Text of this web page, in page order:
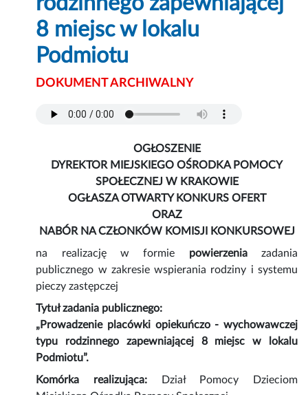
8 miejsc w lokalu
Podmiotu
DOKUMENT ARCHIWALNY
OGŁOSZENIE
DYREKTOR MIEJSKIEGO OŚRODKA POMOCY
SPOŁECZNEJ W KRAKOWIE
OGŁASZA OTWARTY KONKURS OFERT
ORAZ
NABÓR NA CZŁONKÓW KOMISJI KONKURSOWEJ
na realizację w formie powierzeniazadania
publicznego w zakresie wspierania rodziny i systemu
pieczy zastępczej
Tytuł zadania publicznego:
„Prowadzenie placówki opiekuńczo - wychowawczej
typu rodzinnego zapewniającej 8 miejsc w lokalu
Podmiotu”.
Komórka realizująca: Dział Pomocy Dzieciom